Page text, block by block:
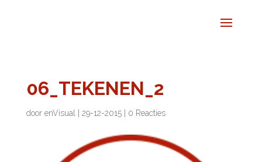
06_TEKENEN_2
door enVisual 29-12-2015| 0 Reacties